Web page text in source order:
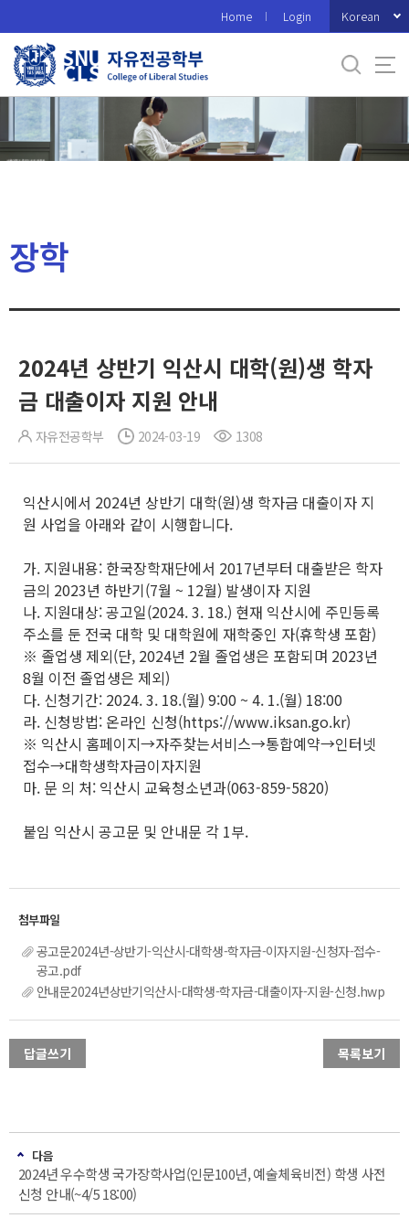
로
메
Home Login Korean
장학
2024년 상반기 익산시 대학(원)생 학자
금 대출이자 지원 안내
자유전공학부 2024-03-19 1308
익산시에서 2024년 상반기 대학(원)생 학자금 대출이자 지
원 사업을 아래와 같이 시행합니다.
가. 지원내용: 한국장학재단에서 2017년부터 대출받은 학자
금의 2023년 하반기(7월 ~ 12월) 발생이자 지원
나. 지원대상: 공고일(2024. 3. 18.) 현재 익산시에 주민등록
주소를 둔 전국 대학 및 대학원에 재학중인 자(휴학생 포함)
※ 졸업생 제외(단, 2024년 2월 졸업생은 포함되며 2023년
8월 이전 졸업생은 제외)
다. 신청기간: 2024. 3. 18.(월) 9:00 ~ 4. 1.(월) 18:00
라. 신청방법: 온라인 신청(https://www.iksan.go.kr)
※ 익산시 홈페이지→자주찾는서비스→통합예약→인터넷
접수→대학생학자금이자지원
마. 문 의 처: 익산시 교육청소년과(063-859-5820)
붙임 익산시 공고문 및 안내문 각 1부.
공고문2024년-상반기-익산시-대학생-학자금-이자지원-신청자-접수-
공고.pdf
안내문2024년상반기익산시-대학생-학자금-대출이자-지원-신청.hwp
답글쓰기 목록보기
다음
2024년 우수학생 국가장학사업(인문100년, 예술체육비전) 학생 사전
신청 안내(~4/5 18:00)